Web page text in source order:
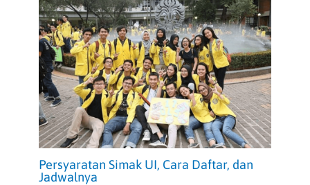
Persyaratan Simak UI, Cara Daftar, dan
Jadwalnya